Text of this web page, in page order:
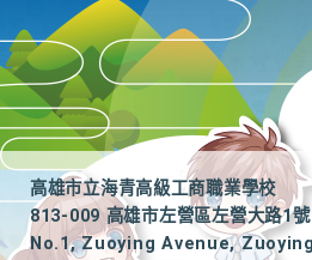
高雄市立海青高級工商職業學校
813-009 高雄市左營區左營大路1號
No.1, Zuoying Avenue,